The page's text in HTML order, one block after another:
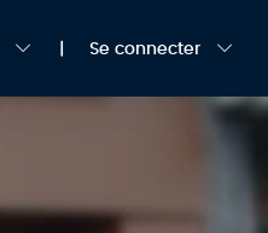
Se connecter